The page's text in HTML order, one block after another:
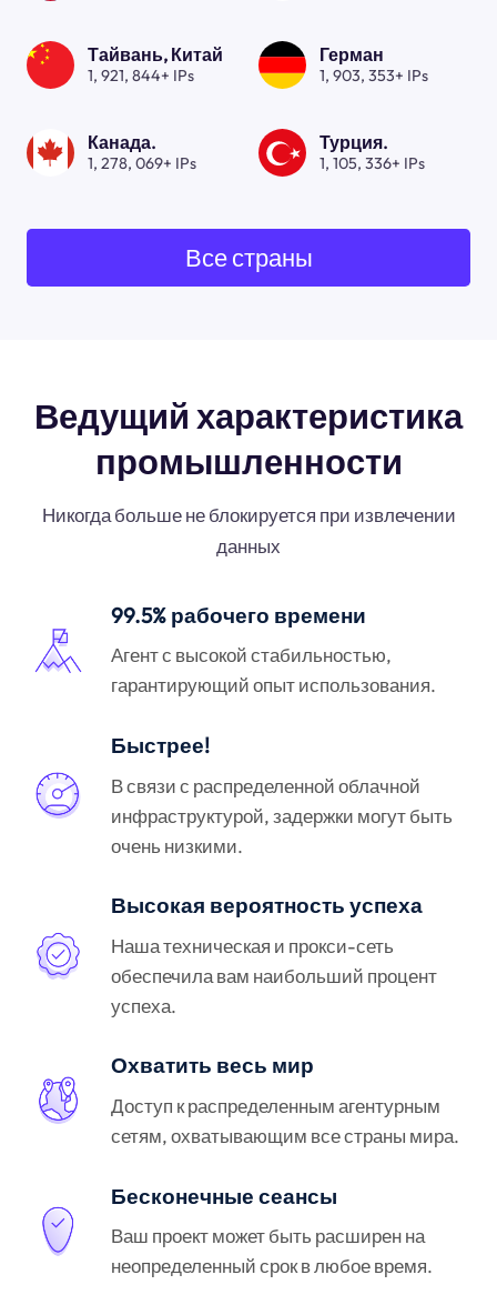
Тайвань, Китай
1, 921, 844+ IPs
Герман
1, 903, 353+ IPs
Канада.
1, 278, 069+ IPs
Турция.
1, 105, 336+ IPs
Все страны
Ведущий характеристика
промышленности
Никогда больше не блокируется при извлечении
данных
99.5% рабочего времени
Агент с высокой стабильностью,
гарантирующий опыт использования.
Быстрее!
В связи с распределенной облачной
инфраструктурой, задержки могут быть
очень низкими.
Высокая вероятность успеха
Наша техническая и прокси-сеть
обеспечила вам наибольший процент
успеха.
Охватить весь мир
Доступ к распределенным агентурным
сетям, охватывающим все страны мира.
Бесконечные сеансы
Ваш проект может быть расширен на
неопределенный срок в любое время.